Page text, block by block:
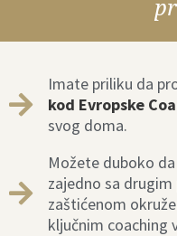
Imate priliku da
kod Evropske
svog doma.
Možete duboko
zajedno sa
zaštićenom
ključnim coaching